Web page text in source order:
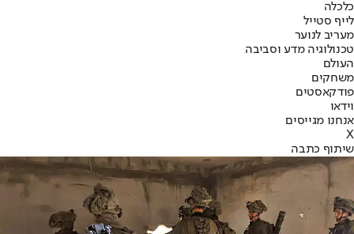
כלכלה
לייף סטייל
מעריב לנוער
טכנולוגיה מדע וסביבה
העולם
משחקים
פודקאסטים
וידאו
אנחנו מגייסים
X
שיתוף כתבה